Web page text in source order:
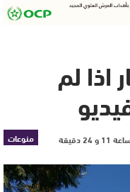
اذا لم
منوعات